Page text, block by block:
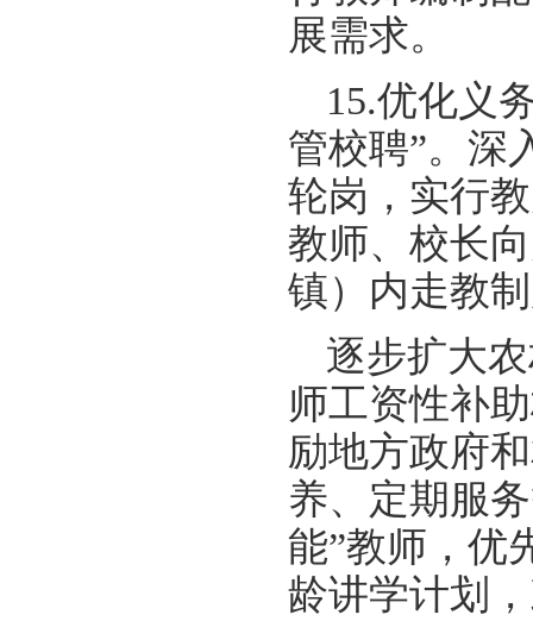
展需求。
15.优化义
管校聘”。深
轮岗，实行
教师、校长
镇）内走教
逐步扩大
师工资性补
励地方政府
养、定期服
能”教师，优
龄讲学计划